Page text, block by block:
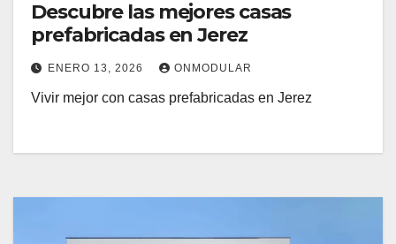
Descubre las mejores casas
prefabricadas en Jerez
ENERO 13, 2026 ONMODULAR
Vivir mejor con casas prefabricadas en Jerez